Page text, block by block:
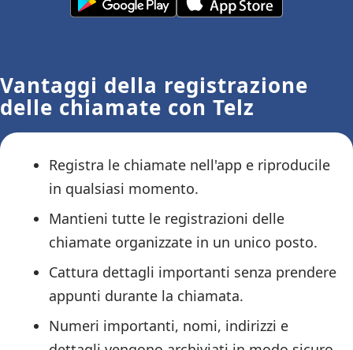
Vantaggi della registrazione
delle chiamate con Telz
Registra le chiamate nell'app e riproducile
in qualsiasi momento.
Mantieni tutte le registrazioni delle
chiamate organizzate in un unico posto.
Cattura dettagli importanti senza prendere
appunti durante la chiamata.
Numeri importanti, nomi, indirizzi e